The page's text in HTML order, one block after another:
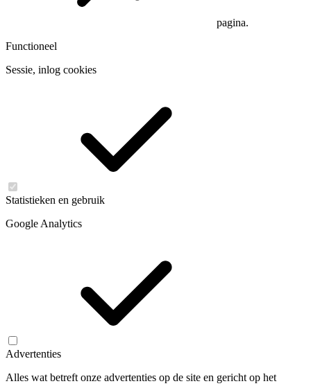
pagina.
Functioneel
Sessie, inlog cookies
Statistieken en gebruik
Google Analytics
Advertenties
Alles wat betreft onze advertenties op de site en gericht op het